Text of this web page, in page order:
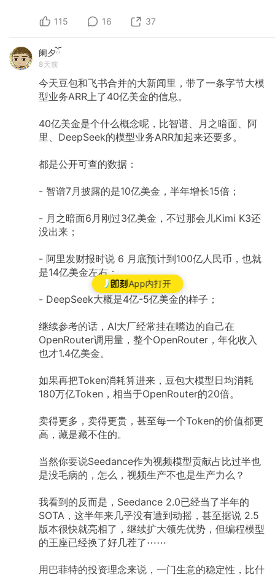
App内打开
115 16 37
阑夕ོ
8天前
今天豆包和飞书合并的大新闻里，带了一条字节大模
型业务ARR上了40亿美金的信息。
40亿美金是个什么概念呢，比智谱、月之暗面、阿
里、DeepSeek的模型业务ARR加起来还要多。
都是公开可查的数据：
- 智谱7月披露的是10亿美金，半年增长15倍；
- 月之暗面6月刚过3亿美金，不过那会儿Kimi K3还
没出来；
- 阿里发财报时说 6 月底预计到100亿人民币，也就
是14亿美金左右；
- DeepSeek大概是4亿-5亿美金的样子；
继续参考的话，AI大厂经常挂在嘴边的自己在
OpenRouter调用量，整个OpenRouter，年化收入
也才1.4亿美金。
如果再把Token消耗算进来，豆包大模型日均消耗
180万亿Token，相当于OpenRouter的20倍。
卖得更多，卖得更贵，甚至每一个Token的价值都更
高，藏是藏不住的。
当然你要说Seedance作为视频模型贡献占比过半也
是没毛病的，怎么，视频生产不也是生产力么？
我看到的反而是，Seedance 2.0已经当了半年的
SOTA，这半年来几乎没有遭到动摇，甚至据说 2.5
版本很快就亮相了，继续扩大领先优势，但编程模型
的王座已经换了好几茬了⋯⋯
用巴菲特的投资理念来说，一门生意的稳定性，比什